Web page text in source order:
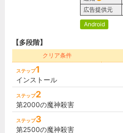
広告提供元
Android
【多段階】
クリア条件
ステップ1
インストール
ステップ2
第2000の魔神殺害
ステップ3
第2500の魔神殺害